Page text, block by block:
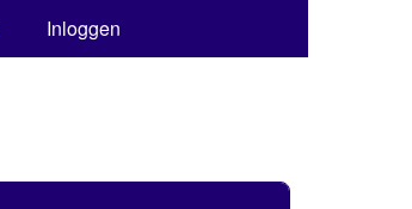
Inloggen